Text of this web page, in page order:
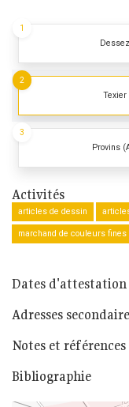
1
Texier
2
Provins
3
Activités
articles de dessin
marchand de couleurs fines
Dates
Adresses
Notes et références
Bibliographie